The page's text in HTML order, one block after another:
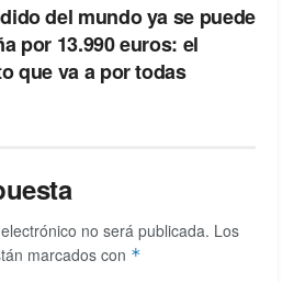
del mundo ya se puede
por 13.990 euros: el
que va a por todas
no será publicada. Los
marcados con *